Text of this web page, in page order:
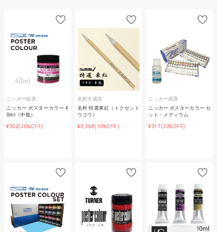
ニッカー絵具
ニッカー ポスターカラー 4
0ml（中瓶）
¥352(20%OFF)
名村大成堂
名村 特選東紅（トクセント
ウコウ）
¥3,168(10%OFF)
ニッカー絵具
ニッカー ポスターカラー セ
ット・メディウム
¥317(20%OFF)